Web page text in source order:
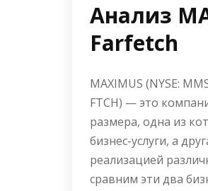
Анализ
Farfetch
MAXIMUS (NYSE:
FTCH) — это
размера, одна из
бизнес-услуги, а
реализацией
сравним эти два